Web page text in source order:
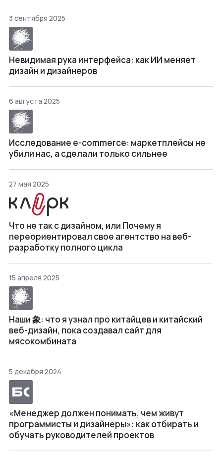
3 сентября 2025
Невидимая рука интерфейса: как ИИ меняет
дизайн и дизайнеров
6 августа 2025
Исследование e-commerce: маркетплейсы не
убили нас, а сделали только сильнее
27 мая 2025
Что не так с дизайном, или Почему я
переориентировал свое агентство на веб-
разработку полного цикла
15 апреля 2025
Наши 象: что я узнал про китайцев и китайский
веб-дизайн, пока создавал сайт для
мясокомбината
5 декабря 2024
«Менеджер должен понимать, чем живут
программисты и дизайнеры»: как отбирать и
обучать руководителей проектов